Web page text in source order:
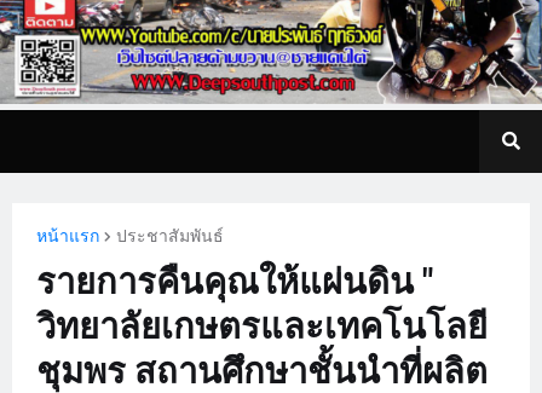
หน้าแรก ประชาสัมพันธ์
รายการคืนคุณให้แผ่นดิน "
วิทยาลัยเกษตรและเทคโนโลยี
ชุมพร สถานศึกษาชั้นนำที่ผลิต